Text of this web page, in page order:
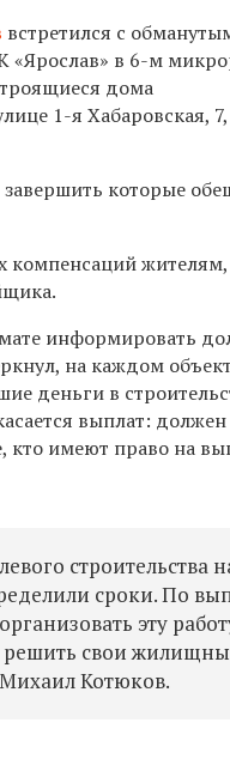
встретился с
в 6-м
дома
1-я Хабаровская, 7,
завершить которые
компенсаций жителям,
информировать
на каждом
деньги в
выплат:
кто имеют право на
строительства
сроки. По
эту
решить свои
Котюков.